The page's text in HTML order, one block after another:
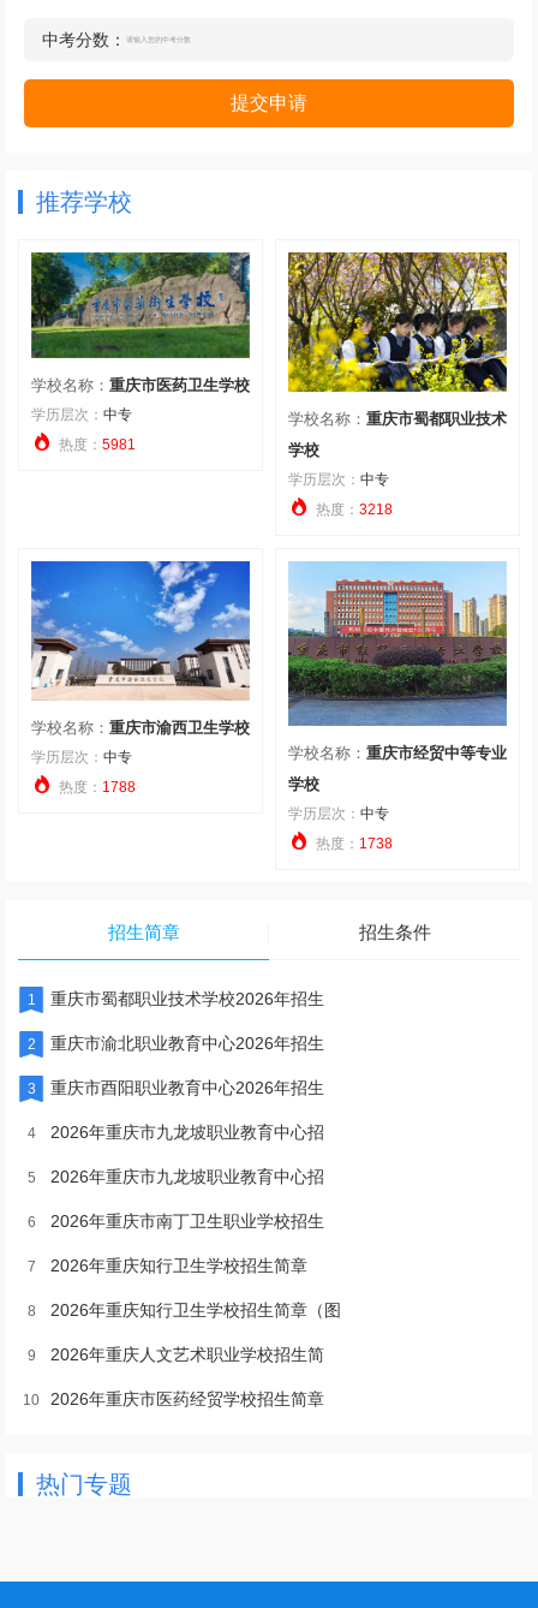
中考分数：
提交申请
推荐学校
学校名称： 重庆市医药卫生学校
学历层次： 中专
 热度： 5981
学校名称： 重庆市蜀都职业技术
学校
学历层次： 中专
 热度： 3218
学校名称： 重庆市渝西卫生学校
学历层次： 中专
 热度： 1788
学校名称： 重庆市经贸中等专业
学校
学历层次： 中专
 热度： 1738
招生简章 招生条件
1 重庆市蜀都职业技术学校2026年招生
2 重庆市渝北职业教育中心2026年招生
3 重庆市酉阳职业教育中心2026年招生
4 2026年重庆市九龙坡职业教育中心招
5 2026年重庆市九龙坡职业教育中心招
6 2026年重庆市南丁卫生职业学校招生
7 2026年重庆知行卫生学校招生简章
8 2026年重庆知行卫生学校招生简章（图
9 2026年重庆人文艺术职业学校招生简
10 2026年重庆市医药经贸学校招生简章
热门专题